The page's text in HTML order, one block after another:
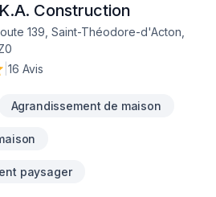
votre projet.Afin de garantir
clientèle, Construction Urbana inc.
efficaces, garantissant
haute qualité et complexité.
satisfaire nos clients, afin de gagner
Construction
139, Saint-Théodore-d'Acton,
16 Avis
Agrandissement de maison
paysager